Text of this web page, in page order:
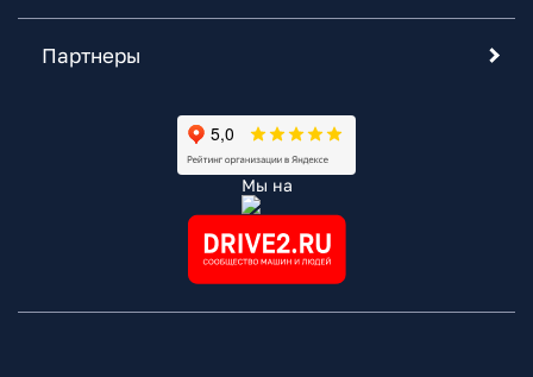
Партнеры
Мы на